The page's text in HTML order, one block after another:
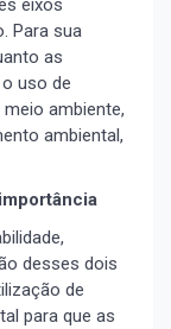
eixos
Para sua
as
uso de
ambiente,
ambiental,
desses dois
de
para que as